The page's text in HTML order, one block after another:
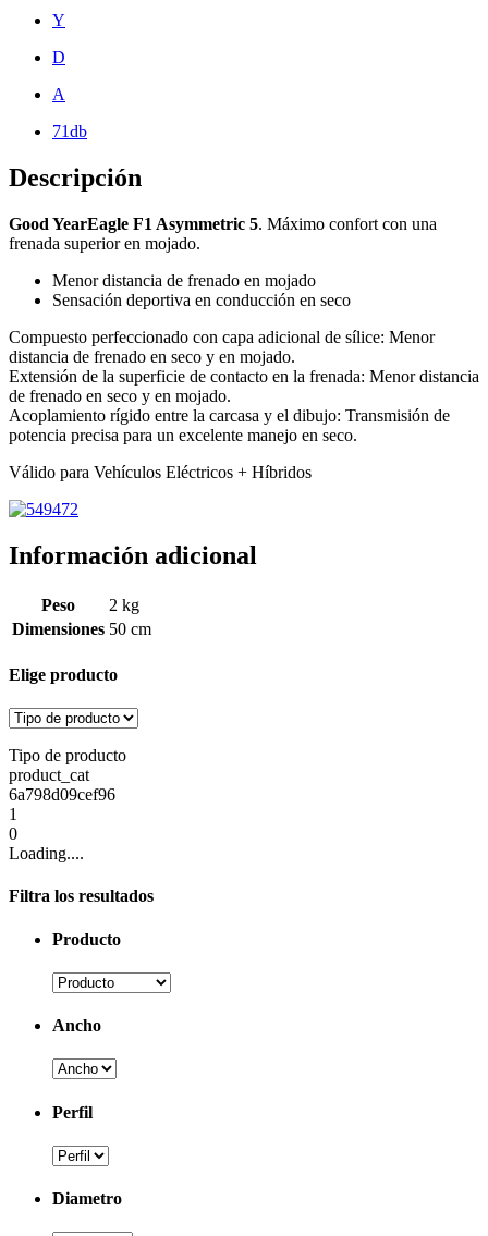
Y
D
A
71db
Descripción
Good YearEagle F1 Asymmetric 5. Máximo confort con una
frenada superior en mojado.
Menor distancia de frenado en mojado
Sensación deportiva en conducción en seco
Compuesto perfeccionado con capa adicional de sílice: Menor
distancia de frenado en seco y en mojado.
Extensión de la superficie de contacto en la frenada: Menor distancia
de frenado en seco y en mojado.
Acoplamiento rígido entre la carcasa y el dibujo: Transmisión de
potencia precisa para un excelente manejo en seco.
Válido para Vehículos Eléctricos + Híbridos
Información adicional
Peso
2 kg
Dimensiones 50 cm
Elige producto
Tipo de producto
product_cat
6a798d09cef96
1
0
Loading....
Filtra los resultados
Producto
Ancho
Perfil
Diametro